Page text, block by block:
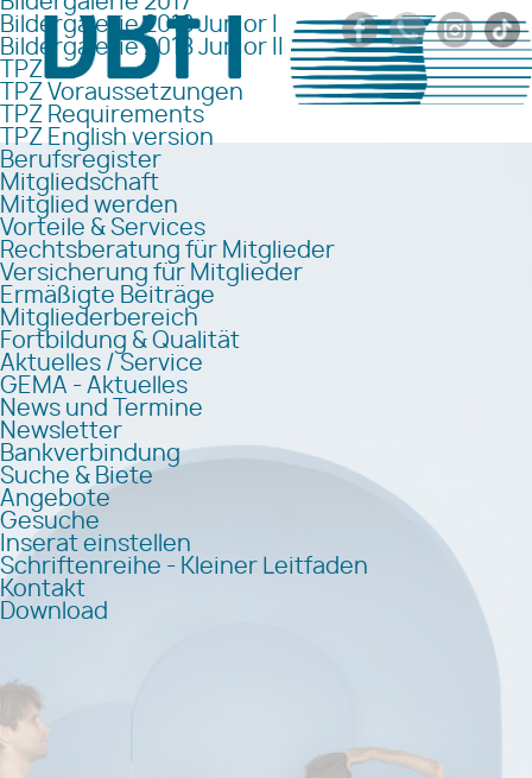
Bildergalerie 2018 Junior I
Bildergalerie 2018 Junior II
TPZ
TPZ Voraussetzungen
TPZ Requirements
TPZ English version
Berufsregister
Mitgliedschaft
Mitglied werden
Vorteile & Services
Rechtsberatung für Mitglieder
Versicherung für Mitglieder
Ermäßigte Beiträge
Mitgliederbereich
Fortbildung & Qualität
Aktuelles / Service
GEMA - Aktuelles
News und Termine
Newsletter
Bankverbindung
Suche & Biete
Angebote
Gesuche
Inserat einstellen
Schriftenreihe - Kleiner Leitfaden
Kontakt
Download